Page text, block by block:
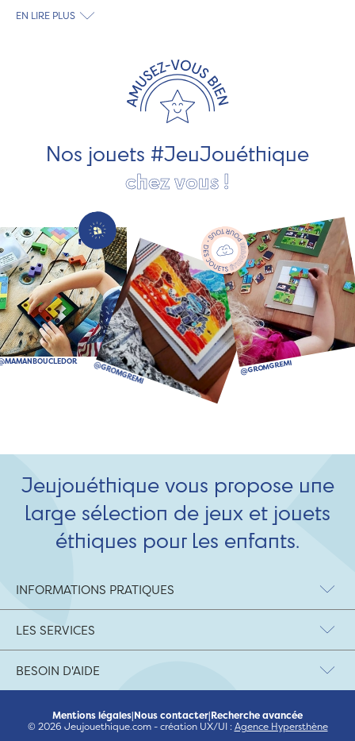
découvrez le plus grand choix de jouets en bois
les jeux et jouets en bois de qualité et engagés dans le
développement durable. Ils nous fabriquent des jouets
pour les jeunes enfants, des jeux d'éveil, des jeux de
société, des jouets d'imitation, des jeux de plein air, ... et
EN LIRE PLUS
Nos jouets #JeuJouéthique
chez vous !
Jeujouéthique vous propose une
large sélection de jeux et jouets
éthiques pour les enfants.
INFORMATIONS PRATIQUES
LES SERVICES
BESOIN D'AIDE
Mentions légales|Nous contacter|Recherche avancée
© 2026 Jeujouethique.com - création UX/UI : Agence Hypersthène